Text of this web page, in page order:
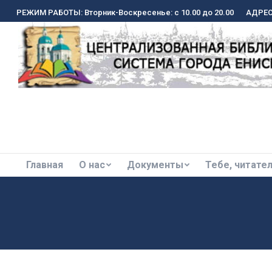
РЕЖИМ РАБОТЫ: Вторник-Воскресенье: с 10.00 до 20.00
Главная О нас Документы Тебе,
РЕЖИМ РАБОТЫ: Вторник-Воскресенье: с 10.00 до 20.00
Главная О нас Документы Тебе,